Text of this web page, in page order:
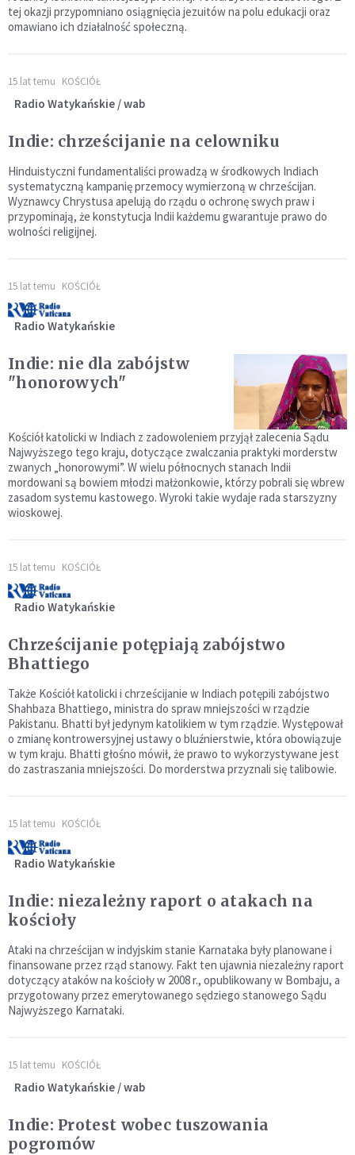
tej okazji przypomniano osiągnięcia jezuitów na polu edukacji oraz
omawiano ich działalność społeczną.
15 lat temu KOŚCIÓŁ
Radio Watykańskie / wab
Indie: chrześcijanie na celowniku
Hinduistyczni fundamentaliści prowadzą w środkowych Indiach
systematyczną kampanię przemocy wymierzoną w chrześcijan.
Wyznawcy Chrystusa apelują do rządu o ochronę swych praw i
przypominają, że konstytucja Indii każdemu gwarantuje prawo do
wolności religijnej.
15 lat temu KOŚCIÓŁ
Radio Watykańskie
Indie: nie dla zabójstw
"honorowych"
Kościół katolicki w Indiach z zadowoleniem przyjął zalecenia Sądu
Najwyższego tego kraju, dotyczące zwalczania praktyki morderstw
zwanych „honorowymi”. W wielu północnych stanach Indii
mordowani są bowiem młodzi małżonkowie, którzy pobrali się wbrew
zasadom systemu kastowego. Wyroki takie wydaje rada starszyzny
wioskowej.
15 lat temu KOŚCIÓŁ
Radio Watykańskie
Chrześcijanie potępiają zabójstwo
Bhattiego
Także Kościół katolicki i chrześcijanie w Indiach potępili zabójstwo
Shahbaza Bhattiego, ministra do spraw mniejszości w rządzie
Pakistanu. Bhatti był jedynym katolikiem w tym rządzie. Występował
o zmianę kontrowersyjnej ustawy o bluźnierstwie, która obowiązuje
w tym kraju. Bhatti głośno mówił, że prawo to wykorzystywane jest
do zastraszania mniejszości. Do morderstwa przyznali się talibowie.
15 lat temu KOŚCIÓŁ
Radio Watykańskie
Indie: niezależny raport o atakach na
kościoły
Ataki na chrześcijan w indyjskim stanie Karnataka były planowane i
finansowane przez rząd stanowy. Fakt ten ujawnia niezależny raport
dotyczący ataków na kościoły w 2008 r., opublikowany w Bombaju, a
przygotowany przez emerytowanego sędziego stanowego Sądu
Najwyższego Karnataki.
15 lat temu KOŚCIÓŁ
Radio Watykańskie / wab
Indie: Protest wobec tuszowania
pogromów